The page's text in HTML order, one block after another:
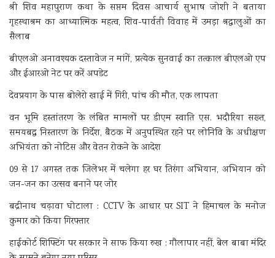
श्री शिव महापुराण कथा के सप्तम दिवस आचार्य सुभाष जोशी ने बताया
गृहस्थाश्रम का आध्यात्मिक महत्व, शिव-पार्वती विवाह में उमड़ा श्रद्धालुओं का
सैलाब
बीएलओ अनावश्यक दस्तावेज न मांगें, प्रत्येक सुनवाई का तत्काल बीएलओ एप
और ईआरओ नेट पर करें अपडेट
देवप्रयाग के पास बोलेरो खाई में गिरी, पांच की मौत, एक लापता
वन भूमि हस्तांतरण के लंबित मामलों पर डीएम स्वाति एस. भदौरिया सख्त,
समयबद्ध निस्तारण के निर्देश, बैठक में अनुपस्थित रहने पर लोनिवि के अधीक्षण
अभियंता को नोटिस और वेतन रोकने के आदेश
09 से 17 अगस्त तक जिलेभर में चलेगा हर घर तिरंगा अभियान, अभियान को
जन-जन का उत्सव बनाने पर जोर
बद्रीनाथ चढ़ावा घोटाला : CCTV के आधार पर SIT ने हिमाचल के मनोज
कुमार को किया गिरफ्तार
हाईकोर्ट शिफ्टिंग पर सरकार ने साफ किया रुख : गौलापार नहीं, बेल बाबा मंदिर